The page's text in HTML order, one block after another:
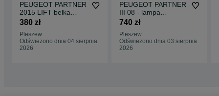
PEUGEOT PARTNER
2015 LIFT belka
wzmocnienie
380 zł
Pleszew
Odświeżono dnia 04 sierpnia
2026
PEUGEOT PARTNER
III 08 - lampa
przednia lewa +
740 zł
Pleszew
Odświeżono dnia 03 sierpnia
2026